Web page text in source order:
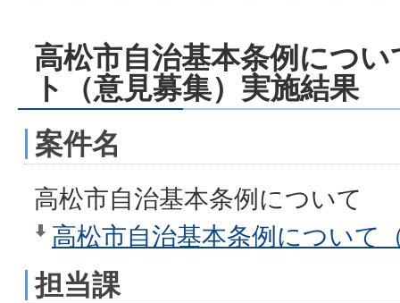
高松市自治基本条例につ
ト（意見募集）実施結果
案件名
高松市自治基本条例について
高松市自治基本条例について
担当課